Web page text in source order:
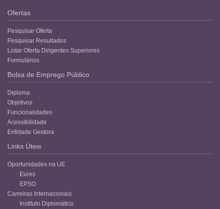
Ofertas
Pesquisar Oferta
Pesquisar Resultados
Listar Oferta Dirigentes Superiores
Formulários
Bolsa de Emprego Público
Diploma
Objetivos
Funcionalidades
Acessibilidade
Entidade Gestora
Links Úteis
Oportunidades na UE
Eures
EPSO
Carreiras Internacionais
Instituto Diplomático